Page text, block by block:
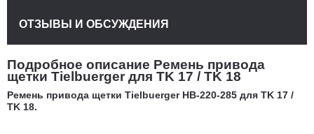
Подробное описание Ремень привода
щетки Tielbuerger для TK 17 / TK 18
Ремень привода щетки Tielbuerger HB-220-285 для TK 17 /
TK 18.
ОТЗЫВЫ И ОБСУЖДЕНИЯ